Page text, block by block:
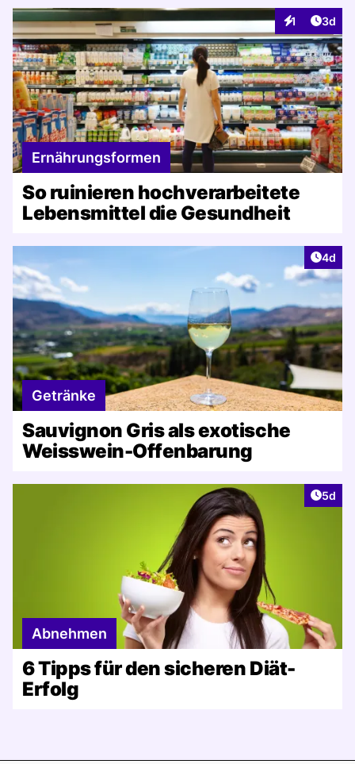
1
Interaktionen
3d
Ernährungsformen
So ruinieren hochverarbeitete
Lebensmittel die Gesundheit
4d
Getränke
Sauvignon Gris als exotische
Weisswein-Offenbarung
5d
Abnehmen
6 Tipps für den sicheren Diät-
Erfolg